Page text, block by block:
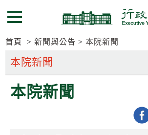
到
要
區
到
要
區
選單按鈕
首頁 新聞與公告 本院新聞
本院新聞